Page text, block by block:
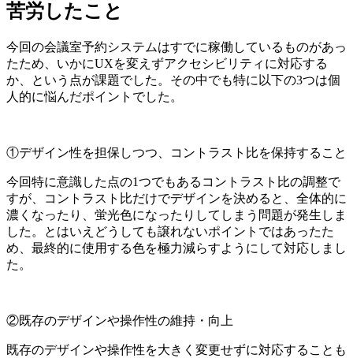
苦労したこと
今回の会議室予約システムはすでに稼働しているものがあっ
たため、いかにUXを変えずアクセシビリティに対応する
か、という点が課題でした。その中でも特に以下の3つは個
人的に悩んだポイントでした。
①デザイン性を担保しつつ、コントラスト比を保持すること
今回特に意識した点の1つでもあるコントラスト比の調整で
すが、コントラスト比だけでデザインを決めると、全体的に
濃くなったり、蛍光色になったりしてしまう問題が発生しま
した。とはいえどうしても譲れないポイントではあったた
め、最終的に使用する色を極力減らすようにして対応しまし
た。
②既存のデザインや操作性の維持・向上
既存のデザインや操作性を大きく変更せずに対応することも